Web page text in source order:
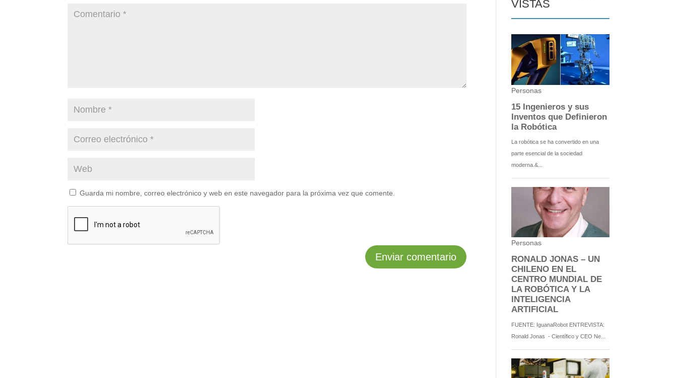
Guarda mi nombre, correo electrónico y web en este navegador para la próxima vez que comente.
VISTAS